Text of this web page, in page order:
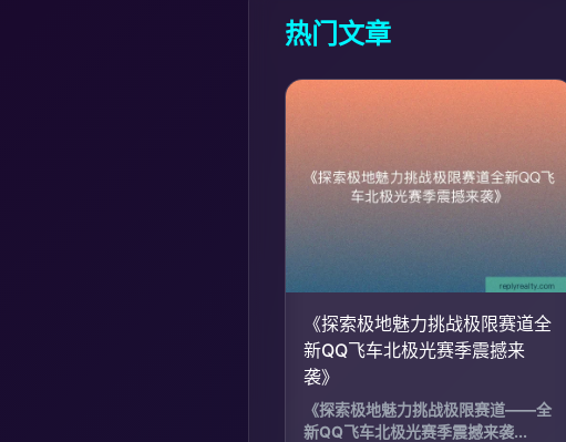
热门文章
《探索极地魅力挑战极限赛道全
新QQ飞车北极光赛季震撼来
袭》
《探索极地魅力挑战极限赛道——全
新QQ飞车北极光赛季震撼来袭...